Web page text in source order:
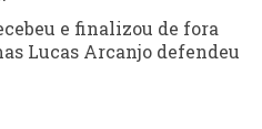
e finalizou de fora
Lucas Arcanjo defendeu